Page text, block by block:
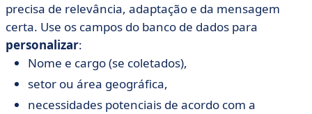
precisa de relevância, adaptação e da mensagem
certa. Use os campos do banco de dados para
personalizar:
Nome e cargo (se coletados),
setor ou área geográfica,
necessidades potenciais de acordo com a